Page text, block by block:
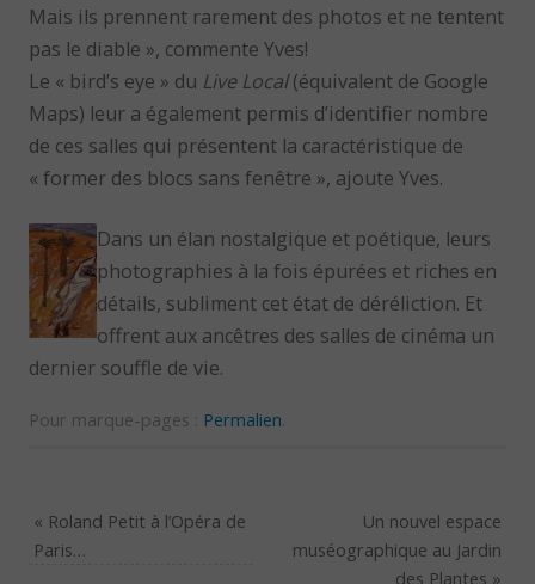
Mais ils prennent rarement des photos et ne tentent
pas le diable », commente Yves!
Le « bird’s eye » du Live Local(équivalent de Google
Maps) leur a également permis d’identifier nombre
de ces salles qui présentent la caractéristique de
« former des blocs sans fenêtre », ajoute Yves.
Dans un élan nostalgique et poétique, leurs
photographies à la fois épurées et riches en
détails, subliment cet état de déréliction. Et
offrent aux ancêtres des salles de cinéma un
dernier souffle de vie.
Pour marque-pages : Permalien
« Roland Petit à l’Opéra de
Paris…
Un nouvel espace
muséographique au Jardin
des Plantes »